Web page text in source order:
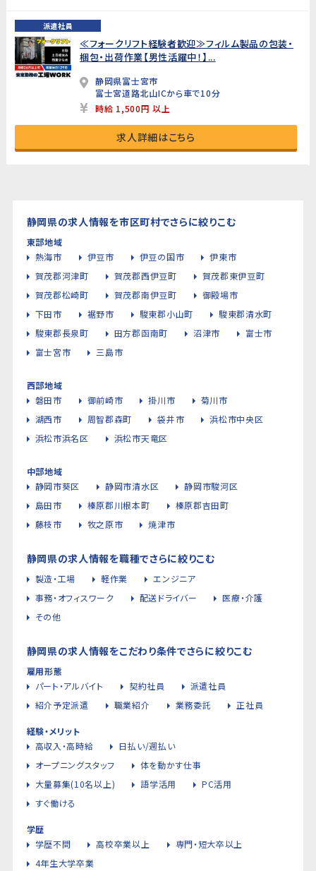
派遣社員
≪フォークリフト経験者歓迎≫フィルム製品の包装・
梱包・出荷作業【男性活躍中！】...
静岡県富士宮市
富士宮道路北山ICから車で10分
時給 1,500円 以上
求人詳細はこちら
静岡県の求人情報を市区町村でさらに絞りこむ
東部地域
熱海市
伊豆市 伊豆の国市
伊東市
賀茂郡河津町
賀茂郡西伊豆町
賀茂郡東伊豆町
賀茂郡松崎町
賀茂郡南伊豆町
御殿場市
下田市
裾野市 駿東郡小山町
駿東郡清水町
駿東郡長泉町
田方郡函南町 沼津市
富士市
富士宮市
三島市
西部地域
磐田市
御前崎市 掛川市
菊川市
湖西市
周智郡森町 袋井市
浜松市中央区
浜松市浜名区
浜松市天竜区
中部地域
静岡市葵区
静岡市清水区
静岡市駿河区
島田市
榛原郡川根本町
榛原郡吉田町
藤枝市
牧之原市 焼津市
静岡県の求人情報を職種でさらに絞りこむ
製造・工場 軽作業
エンジニア
事務・オフィスワーク
配送ドライバー
医療・介護
その他
静岡県の求人情報をこだわり条件でさらに絞りこむ
雇用形態
パート・アルバイト
契約社員
派遣社員
紹介予定派遣
職業紹介 業務委託 正社員
経験・メリット
高収入・高時給
日払い/週払い
オープニングスタッフ
体を動かす仕事
大量募集(10名以上)
語学活用
PC活用
すぐ働ける
学歴
学歴不問
高校卒業以上
専門・短大卒以上
4年生大学卒業